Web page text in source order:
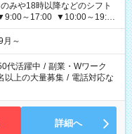
みや18時以降などのシフト
～17:00 ▼10:00～19:00
～
代活躍中 / 副業・Wワーク
以上の大量募集 / 電話対応な
詳細へ